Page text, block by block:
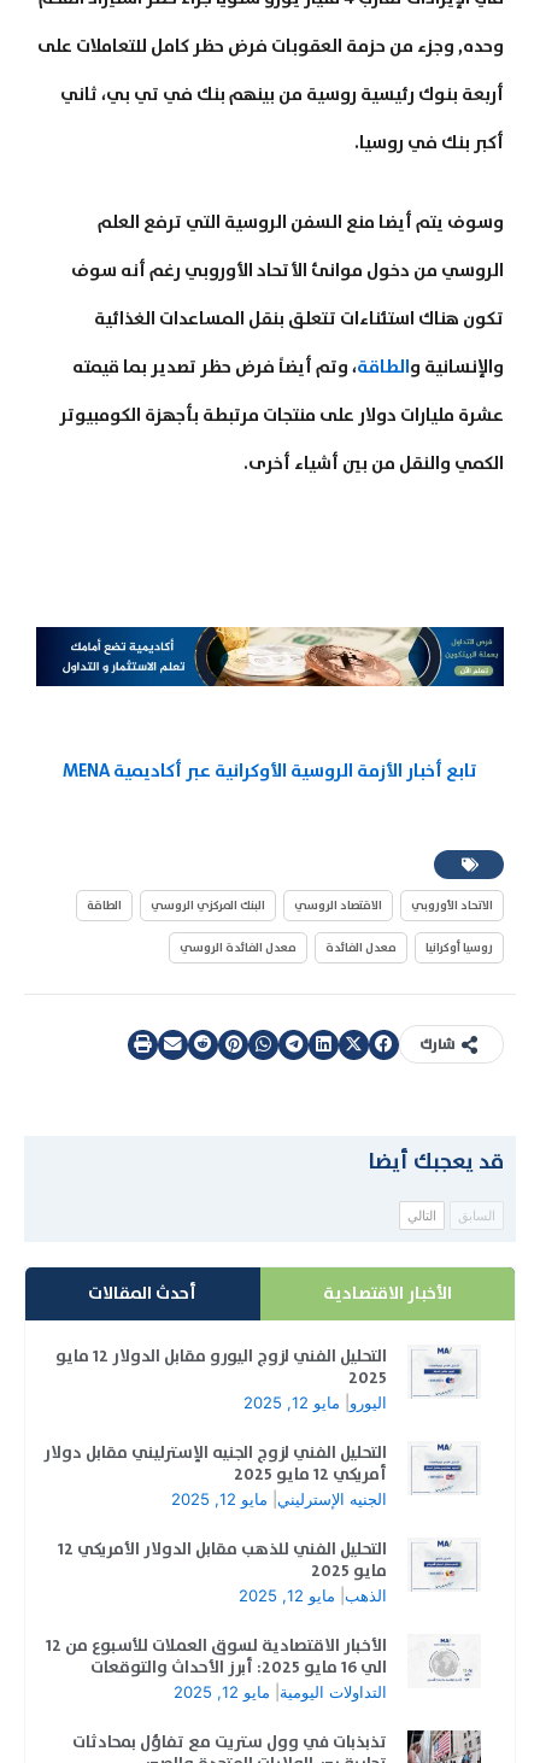
وحده, وجزء من حزمة العقوبات فرض حظر كامل للتعاملات على
أربعة بنوك رئيسية روسية من بينهم بنك في تي بي، ثاني
أكبر بنك في روسيا.
وسوف يتم أيضا منع السفن الروسية التي ترفع العلم
الروسي من دخول موانئ الأتحاد الأوروبي رغم أنه سوف
تكون هناك استئناءات تتعلق بنقل المساعدات الغذائية
والإنسانية والطاقة، وتم أيضاً فرض حظر تصدير بما قيمته
عشرة مليارات دولار على منتجات مرتبطة بأجهزة الكومبيوتر
الكمي والنقل من بين أشياء أخرى.
تابع أخبار الأزمة الروسية الأوكرانية عبر أكاديمية MENA
الاتحاد الأوروبي الاقتصاد الروسي البنك المركزي الروسي الطاقة
روسيا أوكرانيا معدل الفائدة معدل الفائدة الروسي
شارك
قد يعجبك أيضا
السابق التالي
الأخبار الاقتصادية أحدث المقالات
التحليل الفني لزوج اليورو مقابل الدولار 12 مايو
2025
اليورو مايو 12, 2025
التحليل الفني لزوج الجنيه الإسترليني مقابل دولار
أمريكي 12 مايو 2025
الجنيه الإسترليني مايو 12, 2025
التحليل الفني للذهب مقابل الدولار الأمريكي 12
مايو 2025
الذهب مايو 12, 2025
الأخبار الاقتصادية لسوق العملات للأسبوع من 12
الي 16 مايو 2025: أبرز الأحداث والتوقعات
التداولات اليومية مايو 12, 2025
تذبذبات في وول ستريت مع تفاؤل بمحادثات